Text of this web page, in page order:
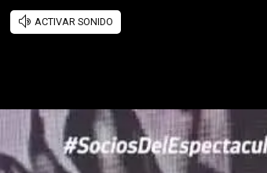
ACTIVAR SONIDO